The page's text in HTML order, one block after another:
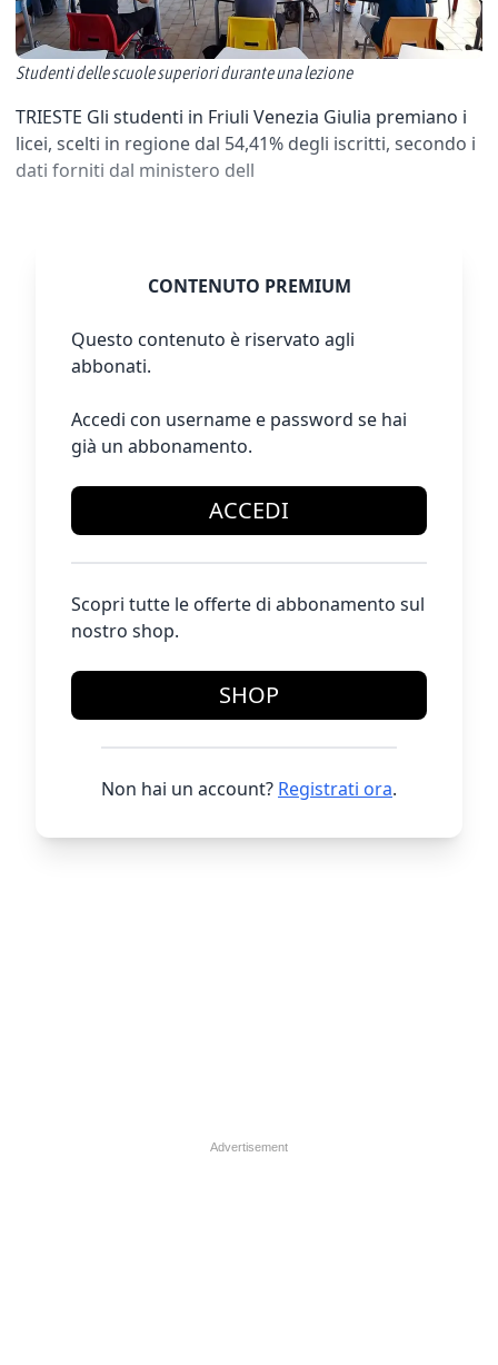
Studenti delle scuole superiori durante una lezione
TRIESTE Gli studenti in Friuli Venezia Giulia premiano i
licei, scelti in regione dal 54,41% degli iscritti, secondo i
dati forniti dal ministero dell
CONTENUTO PREMIUM
Questo contenuto è riservato agli
abbonati.
Accedi con username e password se hai
già un abbonamento.
ACCEDI
Scopri tutte le offerte di abbonamento sul
nostro shop.
SHOP
Non hai un account? Registrati ora.